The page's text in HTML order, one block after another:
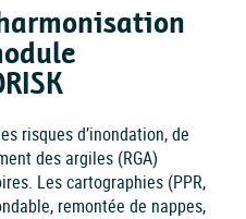
risques d’inondation, de
des argiles (RGA)
Les cartographies (PPR,
remontée de nappes,